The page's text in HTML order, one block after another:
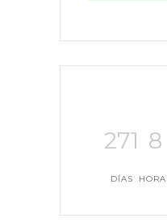
271
DÍAS
8